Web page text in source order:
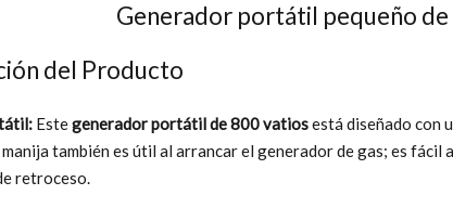
Generador portátil pequeño de
del Producto
Estegenerador portátil de 800 vatiosestá diseñado con
también es útil al arrancar el generador de gas; es
retroceso.